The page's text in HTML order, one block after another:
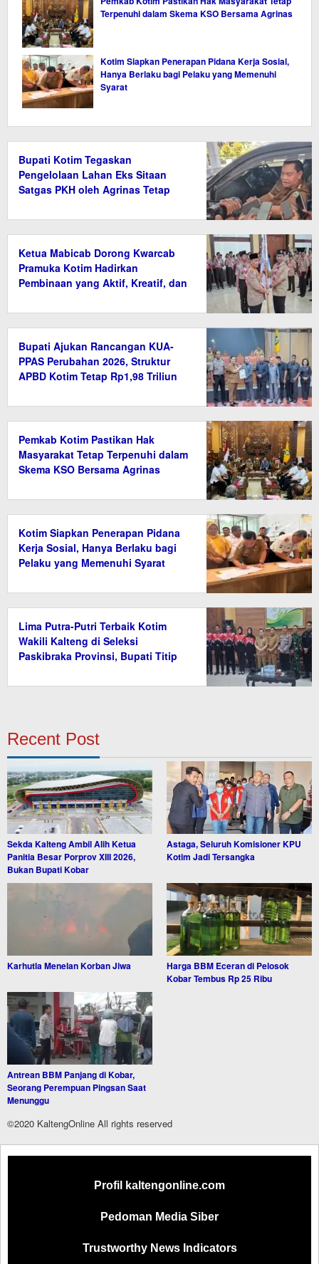
Terpenuhi dalam Skema KSO Bersama Agrinas
Kotim Siapkan Penerapan Pidana Kerja Sosial,
Hanya Berlaku bagi Pelaku yang Memenuhi
Syarat
Bupati Kotim Tegaskan
Pengelolaan Lahan Eks Sitaan
Satgas PKH oleh Agrinas Tetap
Ketua Mabicab Dorong Kwarcab
Pramuka Kotim Hadirkan
Pembinaan yang Aktif, Kreatif, dan
Bupati Ajukan Rancangan KUA-
PPAS Perubahan 2026, Struktur
APBD Kotim Tetap Rp1,98 Triliun
Pemkab Kotim Pastikan Hak
Masyarakat Tetap Terpenuhi dalam
Skema KSO Bersama Agrinas
Kotim Siapkan Penerapan Pidana
Kerja Sosial, Hanya Berlaku bagi
Pelaku yang Memenuhi Syarat
Lima Putra-Putri Terbaik Kotim
Wakili Kalteng di Seleksi
Paskibraka Provinsi, Bupati Titip
Recent Post
Sekda Kalteng Ambil Alih Ketua
Panitia Besar Porprov XIII 2026,
Bukan Bupati Kobar
Astaga, Seluruh Komisioner KPU
Kotim Jadi Tersangka
Karhutla Menelan Korban Jiwa
Harga BBM Eceran di Pelosok
Kobar Tembus Rp 25 Ribu
Antrean BBM Panjang di Kobar,
Seorang Perempuan Pingsan Saat
Menunggu
©2020 KaltengOnline All rights reserved
Profil kaltengonline.com
Pedoman Media Siber
Trustworthy News Indicators